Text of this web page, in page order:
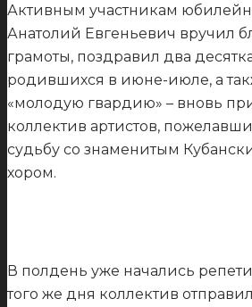
Активным участникам
Анатолий Евгеньевич вручил
грамоты, поздравил два
родившихся в июне-июле, а
«молодую гвардию» – вновь
коллектив артистов,
судьбу со знаменитым
хором.
В полдень уже начались
того же дня коллектив